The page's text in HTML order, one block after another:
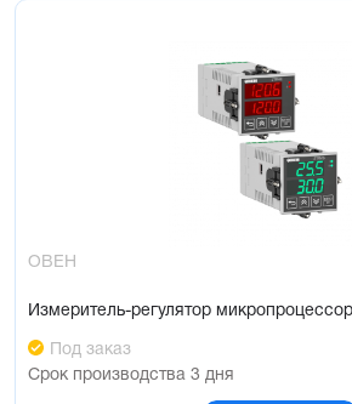
ОВЕН
Измеритель-регулятор
Под заказ
Срок производства 3 дня